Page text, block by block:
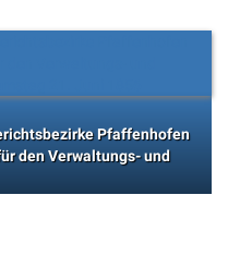
Pfaffenhofen
den Verwaltungs- und